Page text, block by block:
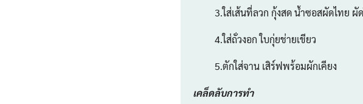
3.ใส่เส้นที่ลวก กุ้งสด น้ำซอสผัดไทย ผัด
4.ใส่ถั่วงอก ใบกุ่ยช่ายเขียว
5.ตักใส่จาน เสิร์ฟพร้อมผักเคียง
เคล็ดลับการทำ